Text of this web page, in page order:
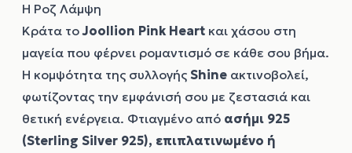
Η Ροζ Λάμψη
Κράτα τοJoollion Pink Heart και χάσου στη
μαγεία που φέρνει ρομαντισμό σε κάθε σου βήμα.
Η κομψότητα της συλλογής Shine ακτινοβολεί,
φωτίζοντας την εμφάνισή σου με ζεστασιά και
θετική ενέργεια. Φτιαγμένο από ασήμι 925
(Sterling Silver 925), επιπλατινωμένο ή